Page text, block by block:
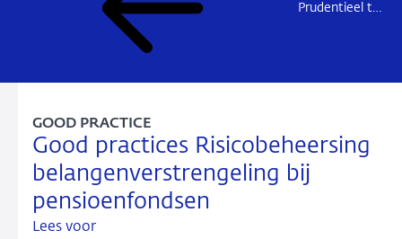
Prudentieel toezicht
Good practices Risicobeheersing
belangenverstrengeling bij
pensioenfondsen
GOOD PRACTICE
Lees voor